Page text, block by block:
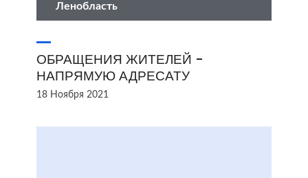
Ленобласть
ОБРАЩЕНИЯ ЖИТЕЛЕЙ -
НАПРЯМУЮ АДРЕСАТУ
18 Ноября 2021